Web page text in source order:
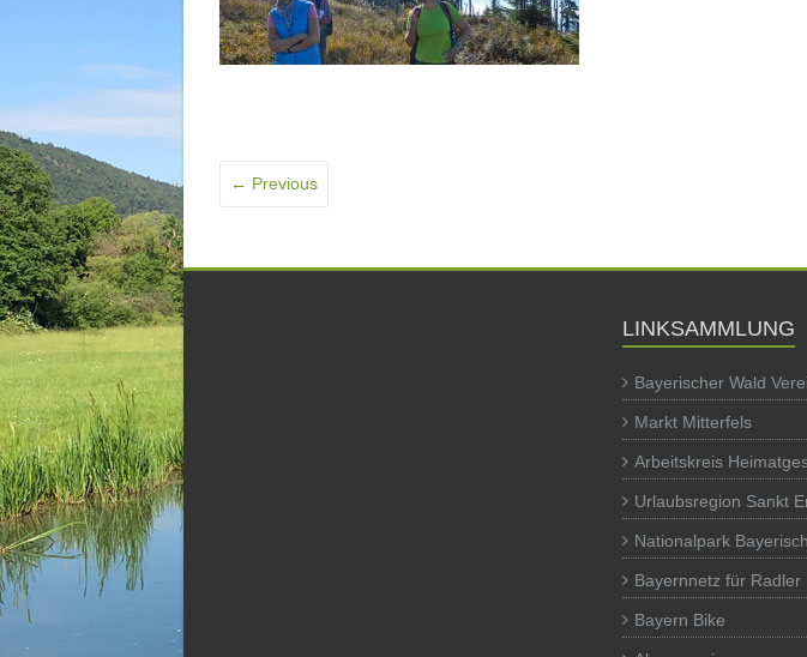
← Previous
LINKSAMMLUNG
Bayerischer Wald
Markt Mitterfels
Arbeitskreis
Urlaubsregion Sankt
Nationalpark
Bayernnetz für Radler
Bayern Bike